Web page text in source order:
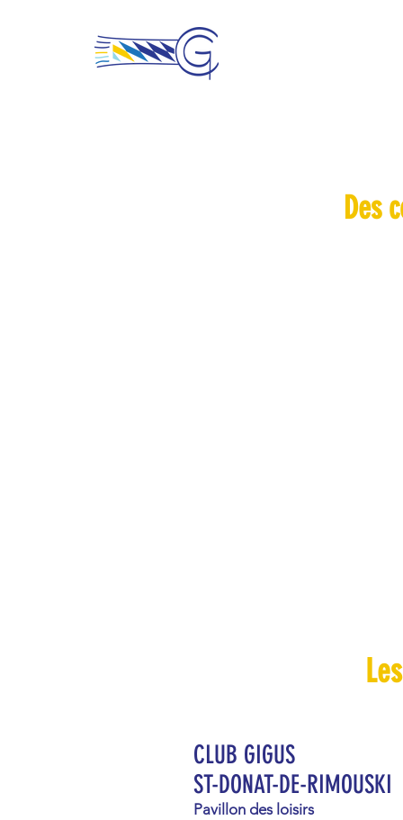
Des
CLUB GIGUS
ST-DONAT-DE-RIMOUSKI
Pavillon des loisirs